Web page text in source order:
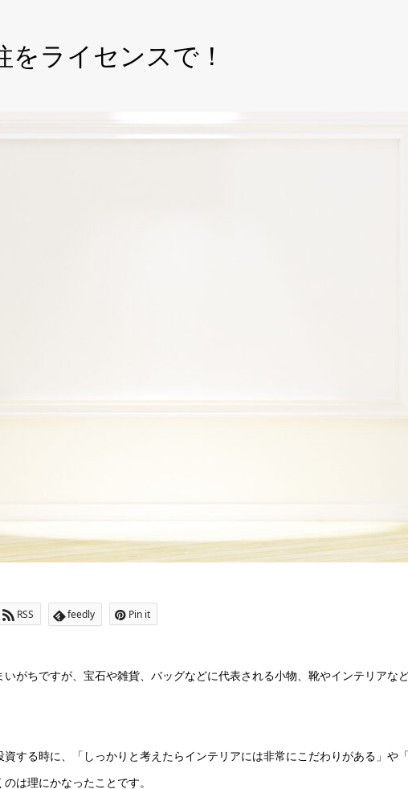
ライセンスで！
RSS feedly Pin it
がちですが、宝石や雑貨、バッグなどに代表される小物、靴やインテリアな
する時に、「しっかりと考えたらインテリアには非常にこだわりがある」や
は理にかなったことです。